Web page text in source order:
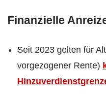
Finanzielle
Seit 2023 gelten für
vorgezogener Rente)